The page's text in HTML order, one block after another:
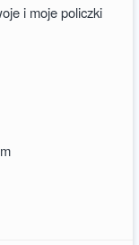
i moje policzki